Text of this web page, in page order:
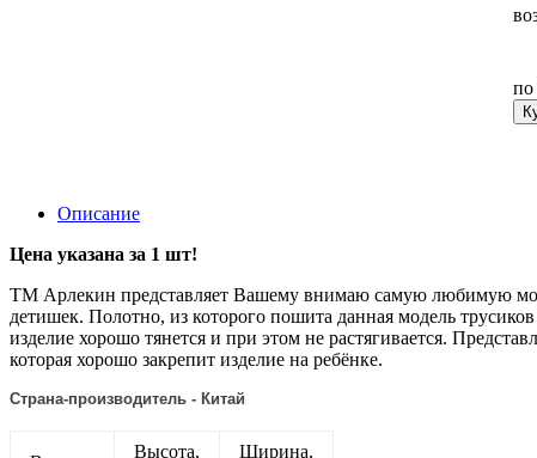
по
Описание
Цена указана за 1 шт!
ТМ Арлекин представляет Вашему внимаю самую любимую
детишек. Полотно, из которого пошита данная модель
изделие хорошо тянется и при этом не растягивается.
которая хорошо закрепит изделие на ребёнке.
Страна-производитель - Китай
dlya-
Высота, Ширина,